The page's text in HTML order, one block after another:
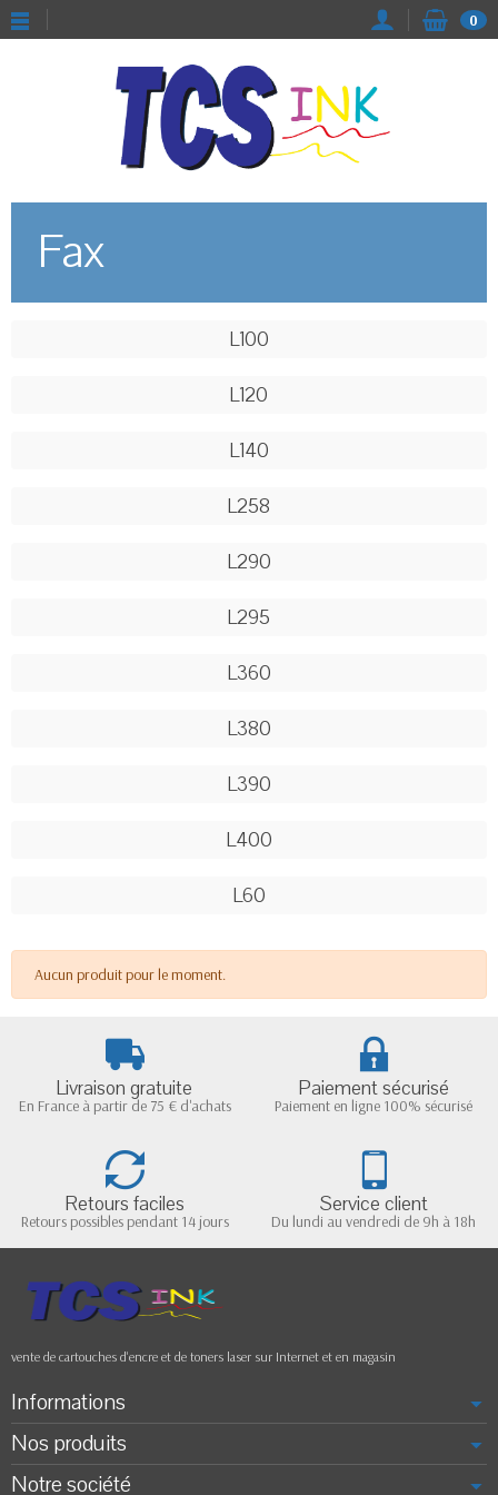
0
Fax
L100
L120
L140
L258
L290
L295
L360
L380
L390
L400
L60
Aucun produit pour le moment.
Livraison gratuite
En France à partir de 75 € d'achats
Paiement sécurisé
Paiement en ligne 100% sécurisé
Retours faciles
Retours possibles pendant 14 jours
Service client
Du lundi au vendredi de 9h à 18h
vente de cartouches d'encre et de toners laser sur Internet et en magasin
Informations
Nos produits
Notre société